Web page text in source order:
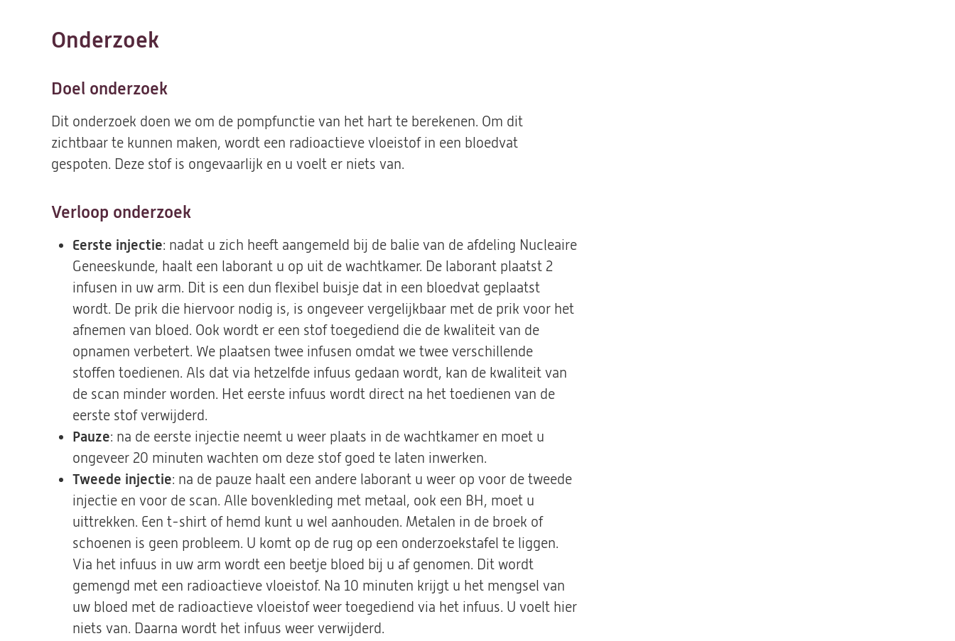
Onderzoek
Doel onderzoek
Dit onderzoek doen we om de pompfunctie van het hart te berekenen. Om dit
zichtbaar te kunnen maken, wordt een radioactieve vloeistof in een bloedvat
gespoten. Deze stof is ongevaarlijk en u voelt er niets van.
Verloop onderzoek
Eerste injectie: nadat u zich heeft aangemeld bij de balie van de afdeling Nucleaire
Geneeskunde, haalt een laborant u op uit de wachtkamer. De laborant plaatst 2
infusen in uw arm. Dit is een dun flexibel buisje dat in een bloedvat geplaatst
wordt. De prik die hiervoor nodig is, is ongeveer vergelijkbaar met de prik voor het
afnemen van bloed. Ook wordt er een stof toegediend die de kwaliteit van de
opnamen verbetert. We plaatsen twee infusen omdat we twee verschillende
stoffen toedienen. Als dat via hetzelfde infuus gedaan wordt, kan de kwaliteit van
de scan minder worden. Het eerste infuus wordt direct na het toedienen van de
eerste stof verwijderd.
Pauze: na de eerste injectie neemt u weer plaats in de wachtkamer en moet u
ongeveer 20 minuten wachten om deze stof goed te laten inwerken.
Tweede injectie: na de pauze haalt een andere laborant u weer op voor de tweede
injectie en voor de scan. Alle bovenkleding met metaal, ook een BH, moet u
uittrekken. Een t-shirt of hemd kunt u wel aanhouden. Metalen in de broek of
schoenen is geen probleem. U komt op de rug op een onderzoekstafel te liggen.
Via het infuus in uw arm wordt een beetje bloed bij u af genomen. Dit wordt
gemengd met een radioactieve vloeistof. Na 10 minuten krijgt u het mengsel van
uw bloed met de radioactieve vloeistof weer toegediend via het infuus. U voelt hier
niets van. Daarna wordt het infuus weer verwijderd.